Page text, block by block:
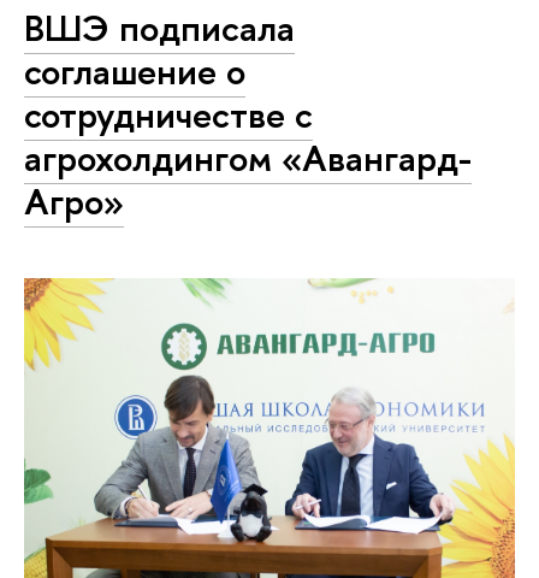
ВШЭ подписала
соглашение о
сотрудничестве с
агрохолдингом «Авангард-
Агро»